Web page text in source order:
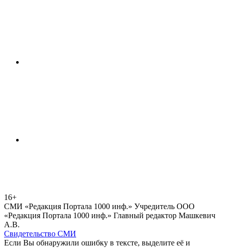
16+
СМИ «Редакция Портала 1000 инф.» Учредитель ООО
«Редакция Портала 1000 инф.» Главный редактор Машкевич
А.В.
Свидетельство СМИ
Если Вы обнаружили ошибку в тексте, выделите её и